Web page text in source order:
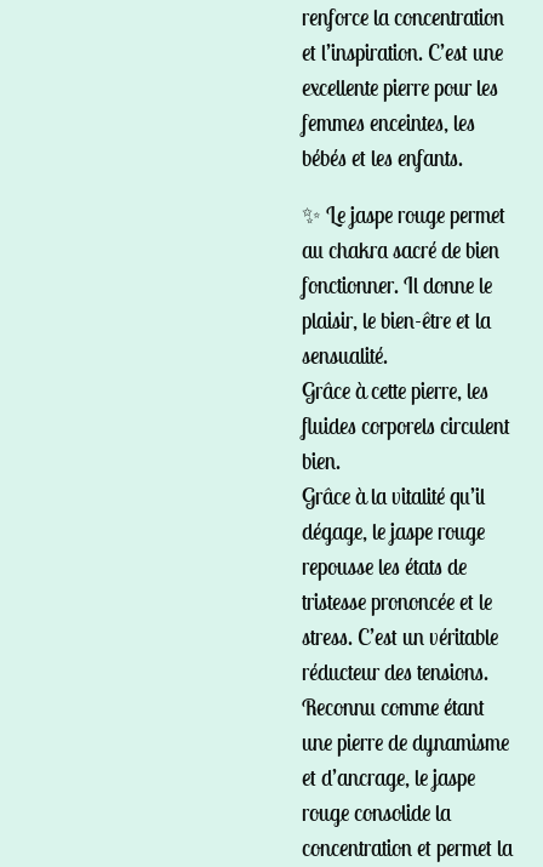
renforce la concentration
et l’inspiration. C’est une
excellente pierre pour les
femmes enceintes, les
bébés et les enfants.
✨ Le jaspe rouge permet
au chakra sacré de bien
fonctionner. Il donne le
plaisir, le bien-être et la
sensualité.
Grâce à cette pierre, les
fluides corporels circulent
bien.
Grâce à la vitalité qu’il
dégage, le jaspe rouge
repousse les états de
tristesse prononcée et le
stress. C’est un véritable
réducteur des tensions.
Reconnu comme étant
une pierre de dynamisme
et d’ancrage, le jaspe
rouge consolide la
concentration et permet la